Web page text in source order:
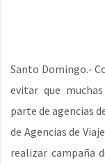
Santo Domingo.-
evitar que
parte de agencias
de Agencias de
realizar campaña